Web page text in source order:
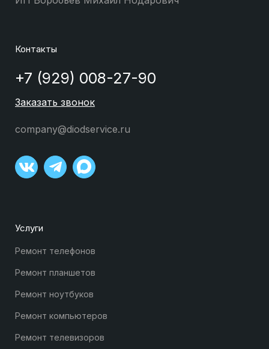
Контакты
+7 (929) 008-27-90
Заказать звонок
company@diodservice.ru
Услуги
Ремонт телефонов
Ремонт планшетов
Ремонт ноутбуков
Ремонт компьютеров
Ремонт телевизоров